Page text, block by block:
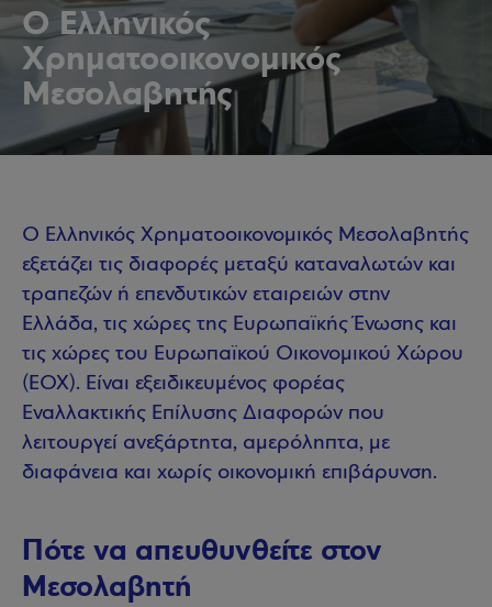
Ο Ελληνικός
Χρηματοοικονομικός
Μεσολαβητής
Ο Ελληνικός Χρηματοοικονομικός Μεσολαβητής
εξετάζει τις διαφορές μεταξύ καταναλωτών και
τραπεζών ή επενδυτικών εταιρειών στην
Ελλάδα, τις χώρες της Ευρωπαϊκής Ένωσης και
τις χώρες του Ευρωπαϊκού Οικονομικού Χώρου
(ΕΟΧ). Είναι εξειδικευμένος φορέας
Εναλλακτικής Επίλυσης Διαφορών που
λειτουργεί ανεξάρτητα, αμερόληπτα, με
διαφάνεια και χωρίς οικονομική επιβάρυνση.
Πότε να απευθυνθείτε στον
Μεσολαβητή